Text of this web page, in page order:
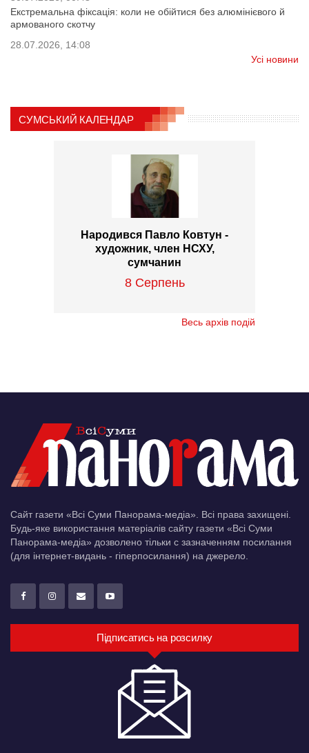
Екстремальна фіксація: коли не обійтися без алюмінієвого й
армованого скотчу
28.07.2026, 14:08
Усі новини
СУМСЬКИЙ КАЛЕНДАР
Народився Павло Ковтун -
художник, член НСХУ,
сумчанин
8 Серпень
Весь архів подій
Сайт газети «Всі Суми Панорама-медіа». Всі права захищені.
Будь-яке використання матеріалів сайту газети «Всі Суми
Панорама-медіа» дозволено тільки c зазначенням посилання
(для інтернет-видань - гіперпосилання) на джерело.
Підписатись на розсилку